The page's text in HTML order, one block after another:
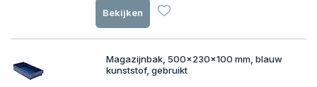
Bekijken
Magazijnbak, 500x230x100 mm, blauw
kunststof, gebruikt